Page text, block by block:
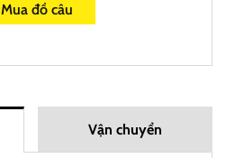
Mua đồ câu
Vận chuyển